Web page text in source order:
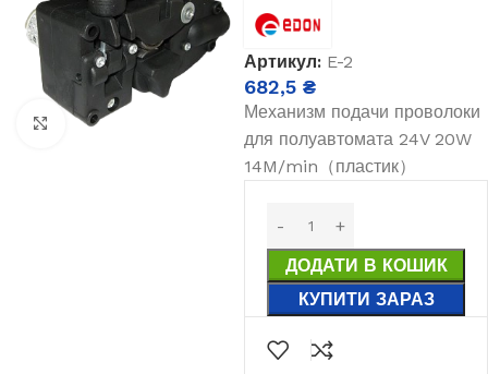
Клацніть, щоб збільшити
Артикул: E-2
682,5 ₴
Механизм подачи проволоки
для полуавтомата 24V 20W
14M/min（пластик）
ДОДАТИ В КОШИК
КУПИТИ ЗАРАЗ